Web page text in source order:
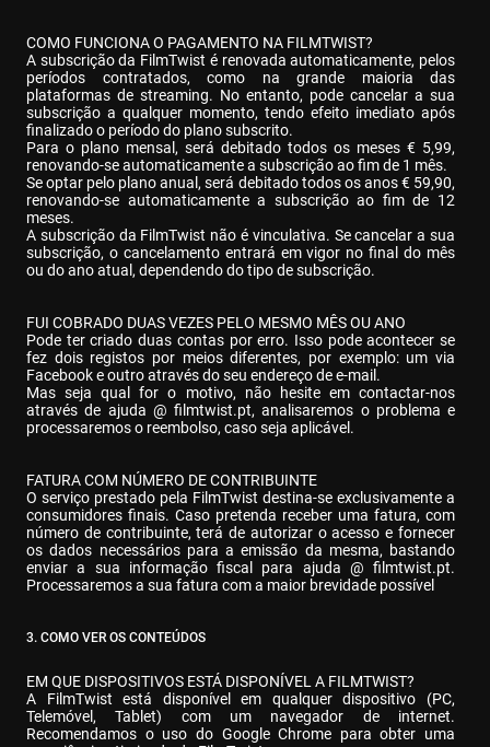
COMO FUNCIONA O PAGAMENTO NA FILMTWIST?
A subscrição da FilmTwist é renovada automaticamente, pelos
períodos contratados, como na grande maioria das
plataformas de streaming. No entanto, pode cancelar a sua
subscrição a qualquer momento, tendo efeito imediato após
finalizado o período do plano subscrito.
Para o plano mensal, será debitado todos os meses € 5,99,
renovando-se automaticamente a subscrição ao fim de 1 mês.
Se optar pelo plano anual, será debitado todos os anos € 59,90,
renovando-se automaticamente a subscrição ao fim de 12
meses.
A subscrição da FilmTwist não é vinculativa. Se cancelar a sua
subscrição, o cancelamento entrará em vigor no final do mês
ou do ano atual, dependendo do tipo de subscrição.
FUI COBRADO DUAS VEZES PELO MESMO MÊS OU ANO
Pode ter criado duas contas por erro. Isso pode acontecer se
fez dois registos por meios diferentes, por exemplo: um via
Facebook e outro através do seu endereço de e-mail.
Mas seja qual for o motivo, não hesite em contactar-nos
através de ajuda @ filmtwist.pt, analisaremos o problema e
processaremos o reembolso, caso seja aplicável.
FATURA COM NÚMERO DE CONTRIBUINTE
O serviço prestado pela FilmTwist destina-se exclusivamente a
consumidores finais. Caso pretenda receber uma fatura, com
número de contribuinte, terá de autorizar o acesso e fornecer
os dados necessários para a emissão da mesma, bastando
enviar a sua informação fiscal para ajuda @ filmtwist.pt.
Processaremos a sua fatura com a maior brevidade possível
3. COMO VER OS CONTEÚDOS
EM QUE DISPOSITIVOS ESTÁ DISPONÍVEL A FILMTWIST?
A FilmTwist está disponível em qualquer dispositivo (PC,
Telemóvel, Tablet) com um navegador de internet.
Recomendamos o uso do Google Chrome para obter uma